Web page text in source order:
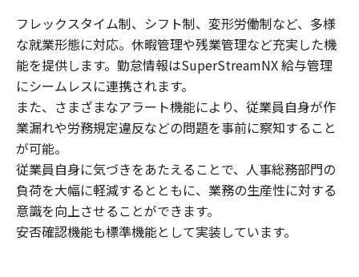
フレックスタイム制、シフト制、変形労働制など、多様
な就業形態に対応。休暇管理や残業管理など充実した機
能を提供します。勤怠情報はSuperStreamNX 給与管理
にシームレスに連携されます。
また、さまざまなアラート機能により、従業員自身が作
業漏れや労務規定違反などの問題を事前に察知すること
が可能。
従業員自身に気づきをあたえることで、人事総務部門の
負荷を大幅に軽減するとともに、業務の生産性に対する
意識を向上させることができます。
安否確認機能も標準機能として実装しています。